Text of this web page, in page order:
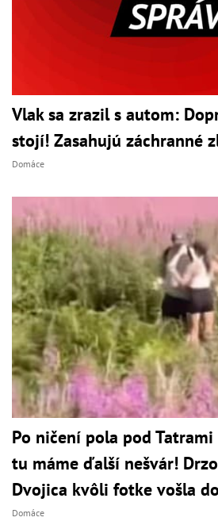
Vlak sa zrazil s autom:
stojí! Zasahujú záchranné
Domáce
Po ničení pola pod
tu máme ďalší nešvár!
Dvojica kvôli fotke vošla
Domáce